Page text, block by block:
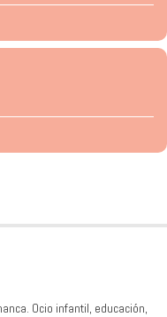
Ocio infantil, educación,